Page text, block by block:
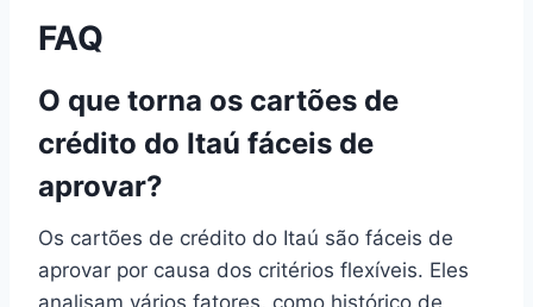
FAQ
O que torna os cartões de
crédito do Itaú fáceis de
aprovar?
Os cartões de crédito do Itaú são fáceis de
aprovar por causa dos critérios flexíveis. Eles
analisam vários fatores, como histórico de